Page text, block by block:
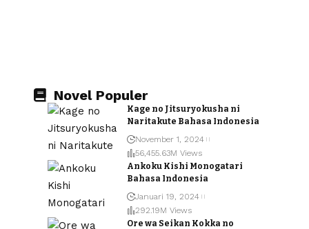
Novel Populer
Kage no Jitsuryokusha ni
Naritakute Bahasa Indonesia
November 1, 2024
56,455.63M Views
Ankoku Kishi Monogatari
Bahasa Indonesia
Januari 19, 2024
292.19M Views
Ore wa Seikan Kokka no